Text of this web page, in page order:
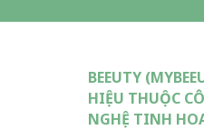
BEEUTY
HIỆU THUỘC
NGHỆ TINH